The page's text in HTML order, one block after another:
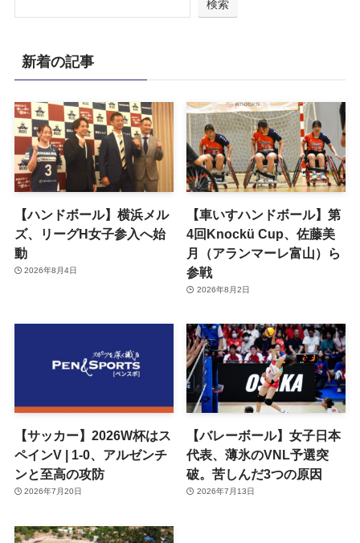
検索
新着の記事
【ハンドボール】横浜メル
ズ、リーグH女子参入へ始
動
2026年8月4日
【車いすハンドボール】第
4回Knockü Cup、佐藤美
月（アランマーレ富山）ら
参戦
2026年8月2日
【サッカー】2026W杯はス
ペインV | 1-0、アルゼンチ
ンと至高の攻防
2026年7月20日
【バレーボール】女子日本
代表、薄氷のVNL予選突
破。苦しんだ3つの原因
2026年7月13日